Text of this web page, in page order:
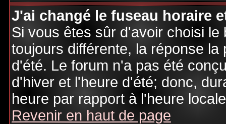
J'ai changé le fuseau horaire
Si vous êtes sûr d'avoir choisi
toujours différente, la réponse
d'été. Le forum n'a pas été
d'hiver et l'heure d'été; donc,
heure par rapport à l'heure
Revenir en haut de page